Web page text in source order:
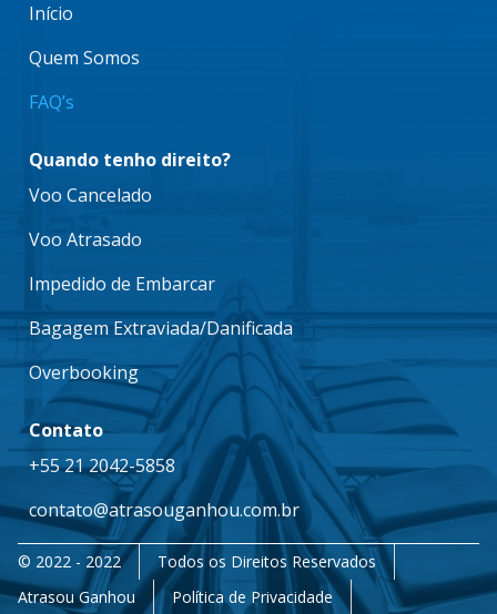
Início
Quem Somos
FAQ’s
Quando tenho direito?
Voo Cancelado
Voo Atrasado
Impedido de Embarcar
Bagagem Extraviada/Danificada
Overbooking
Contato
+55 21 2042-5858
contato@atrasouganhou.com.br
© 2022 - 2022
Todos os Direitos Reservados
Atrasou Ganhou
Política de Privacidade